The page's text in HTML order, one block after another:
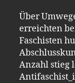
Über
erreichten
Faschisten
Anzahl stieg